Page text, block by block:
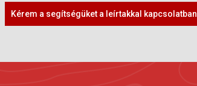
Kérem a segítségüket a leírtakkal kapcsolatban